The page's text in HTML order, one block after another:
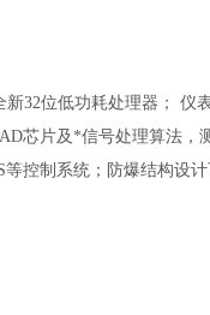
32位低功耗处理器； 仪
芯片及*信号处理算法，
控制系统；防爆结构设